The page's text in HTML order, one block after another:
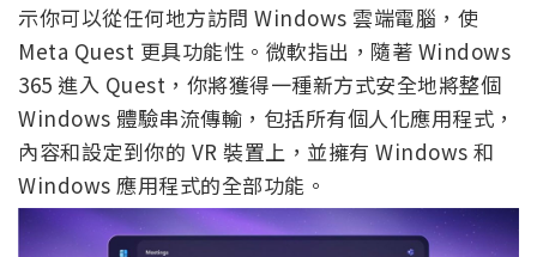
示你可以從任何地方訪問 Windows 雲端電腦，使
Meta Quest 更具功能性。微軟指出，隨著 Windows
365 進入 Quest，你將獲得一種新方式安全地將整個
Windows 體驗串流傳輸，包括所有個人化應用程式，
內容和設定到你的 VR 裝置上，並擁有 Windows 和
Windows 應用程式的全部功能。